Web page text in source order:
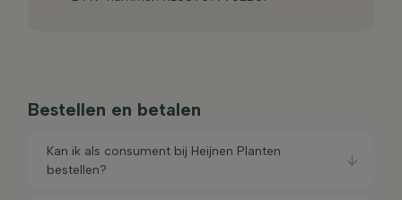
Bestellen en betalen
Kan ik als consument bij Heijnen Planten
bestellen?